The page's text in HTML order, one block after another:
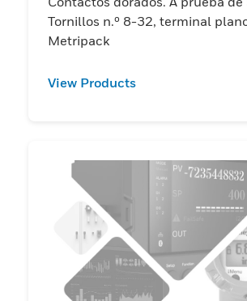
Tornillos n.º 8-32, terminal
Metripack
View Products